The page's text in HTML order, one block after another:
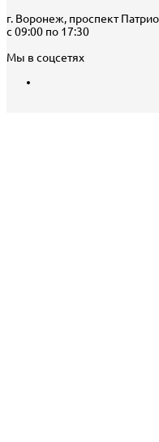
г. Воронеж, проспект
с 09:00 по 17:30
Мы в соцсетях